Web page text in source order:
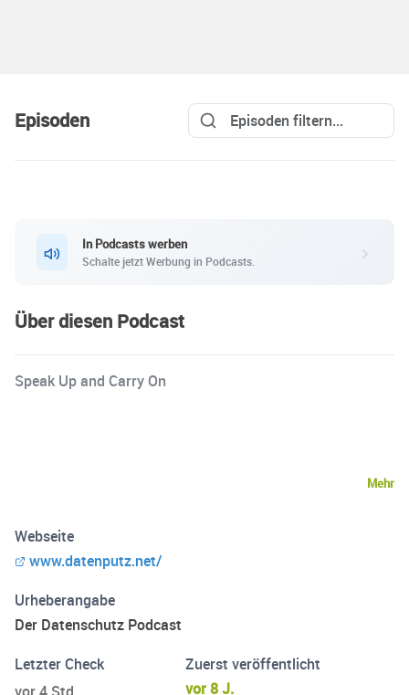
Episoden
In Podcasts werben
Schalte jetzt Werbung in Podcasts.
Über diesen Podcast
Speak Up and Carry On
Mehr
Webseite
www.datenputz.net/
Urheberangabe
Der Datenschutz Podcast
Letzter Check
Zuerst veröffentlicht
vor 8 J.